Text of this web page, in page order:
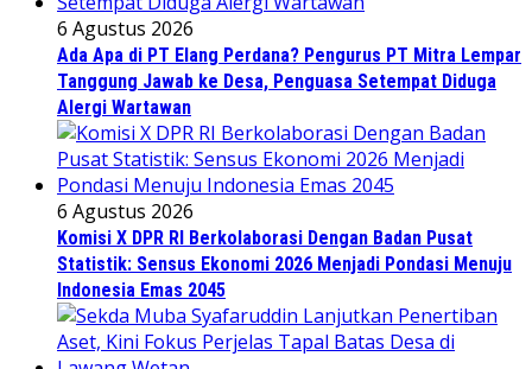
6 Agustus 2026
Ada Apa di PT Elang Perdana? Pengurus PT Mitra Lempar
Tanggung Jawab ke Desa, Penguasa Setempat Diduga
Alergi Wartawan
6 Agustus 2026
Komisi X DPR RI Berkolaborasi Dengan Badan Pusat
Statistik: Sensus Ekonomi 2026 Menjadi Pondasi Menuju
Indonesia Emas 2045